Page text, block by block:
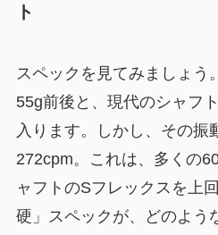
ト
スペックを見てみましょう
55g前後と、現代のシャフ
入ります。しかし、その振
272cpm。これは、多くの
ャフトのSフレックスを上
硬」スペックが、どのよう